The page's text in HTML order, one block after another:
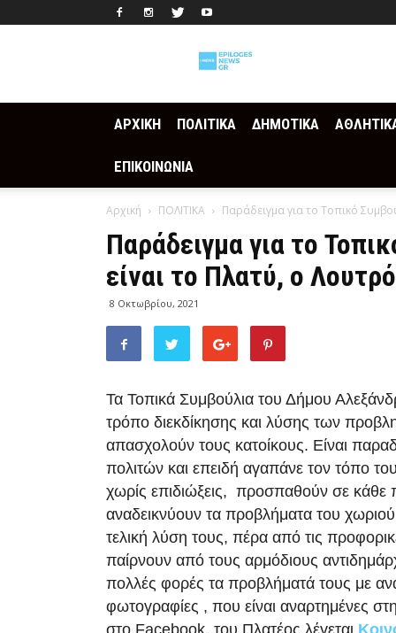
ΑΡΧΙΚΗ ΠΟΛΙΤΙΚΑ ΔΗΜΟΤΙΚΑ
ΕΠΙΚΟΙΝΩΝΙΑ
Αρχική ΠΟΛΙΤΙΚΑ Παράδειγμα για το Τοπικό
Παράδειγμα για το
είναι το Πλατύ, ο
8 Οκτωβρίου, 2021
Τα Τοπικά Συμβούλια του Δήμου
τρόπο διεκδίκησης και λύσης των
απασχολούν τους κατοίκους. Είναι
πολιτών και επειδή αγαπάνε τον τόπο
χωρίς επιδιώξεις, προσπαθούν σε κάθε
αναδεικνύουν τα προβλήματα του χωριού
τελική λύση τους, πέρα από τις
παίρνουν από τους αρμόδιους
πολλές φορές τα προβλήματά τους με
φωτογραφίες , που είναι αναρτημένες
στο Facebook, του Πλατέος λέγεται